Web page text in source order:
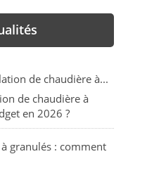
de chaudière à
en 2026 ?